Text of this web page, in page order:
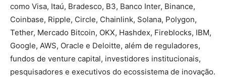
como Visa, Itaú, Bradesco, B3, Banco Inter, Binance,
Coinbase, Ripple, Circle, Chainlink, Solana, Polygon,
Tether, Mercado Bitcoin, OKX, Hashdex, Fireblocks, IBM,
Google, AWS, Oracle e Deloitte, além de reguladores,
fundos de venture capital, investidores institucionais,
pesquisadores e executivos do ecossistema de inovação.